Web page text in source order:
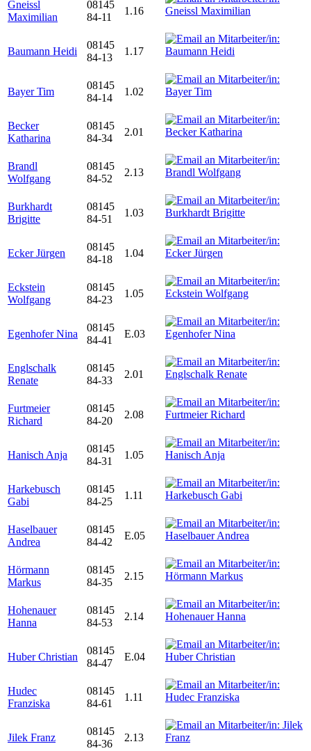
Gneissl
Maximilian
08145
84-11
1.16
Baumann Heidi
08145
84-13
1.17
Bayer Tim
08145
84-14
1.02
Becker
Katharina
08145
84-34
2.01
Brandl
Wolfgang
08145
84-52
2.13
Burkhardt
Brigitte
08145
84-51
1.03
Ecker Jürgen
08145
84-18
1.04
Eckstein
Wolfgang
08145
84-23
1.05
Egenhofer Nina
08145
84-41
E.03
Englschalk
Renate
08145
84-33
2.01
Furtmeier
Richard
08145
84-20
2.08
Hanisch Anja
08145
84-31
1.05
Harkebusch
Gabi
08145
84-25
1.11
Haselbauer
Andrea
08145
84-42
E.05
Hörmann
Markus
08145
84-35
2.15
Hohenauer
Hanna
08145
84-53
2.14
Huber Christian
08145
84-47
E.04
Hudec
Franziska
08145
84-61
1.11
Jilek Franz
08145
84-36
2.13